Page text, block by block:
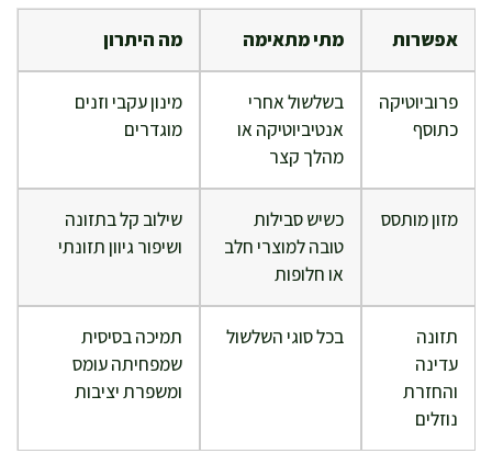
אפשרות מתי מתאימה מה היתרון
פרוביוטיקה
כתוסף
בשלשול אחרי
אנטיביוטיקה או
מהלך קצר
מינון עקבי וזנים
מוגדרים
מזון מותסס
כשיש סבילות
טובה למוצרי חלב
או חלופות
שילוב קל בתזונה
ושיפור גיוון תזונתי
תזונה
עדינה
והחזרת
נוזלים
בכל סוגי השלשול
תמיכה בסיסית
שמפחיתה עומס
ומשפרת יציבות